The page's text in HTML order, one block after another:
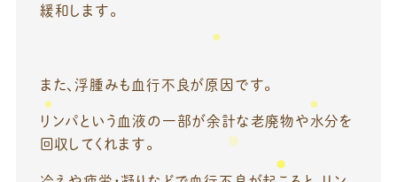
緩和します。
また、浮腫みも血行不良が原因です。
リンパという血液の一部が余計な老廃物や水分を
回収してくれます。